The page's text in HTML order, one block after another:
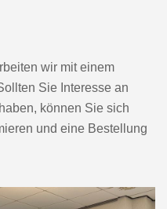
wir mit einem
Sie Interesse an
können Sie sich
und eine Bestellung